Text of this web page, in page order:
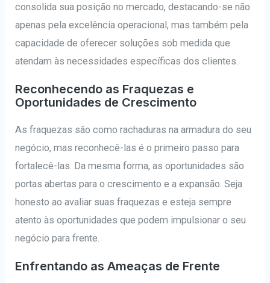
consolida sua posição no mercado, destacando-se não
apenas pela excelência operacional, mas também pela
capacidade de oferecer soluções sob medida que
atendam às necessidades específicas dos clientes.
Reconhecendo as Fraquezas e
Oportunidades de Crescimento
As fraquezas são como rachaduras na armadura do seu
negócio, mas reconhecê-las é o primeiro passo para
fortalecê-las. Da mesma forma, as oportunidades são
portas abertas para o crescimento e a expansão. Seja
honesto ao avaliar suas fraquezas e esteja sempre
atento às oportunidades que podem impulsionar o seu
negócio para frente.
Enfrentando as Ameaças de Frente